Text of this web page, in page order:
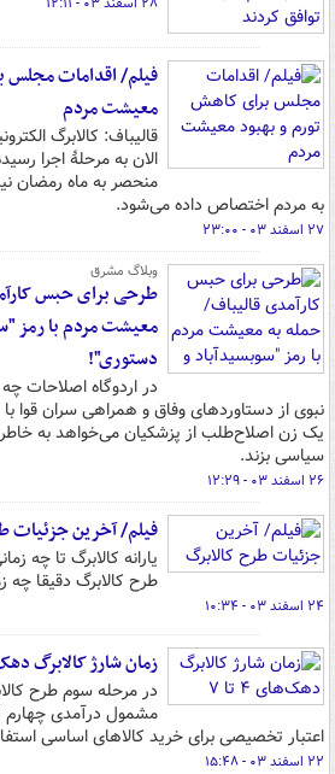
فیلم/ اقدامات مجلس
معیشت مردم
قالیباف: کالابرگ
الان به مرحلۀ اجرا
به مردم اختصاص داده می‌شود.
۲۷ اسفند ۰۳ - ۲۳:۰۰
وبلاگ مشرق
طرحی برای حبس
معیشت مردم با رمز
دستوری"!
در اردوگاه اصلاحات
نبوی از دستاوردهای وفاق و همراهی سران قوا
یک زن اصلاح‌طلب از پزشکیان می‌خواهد به
سیاسی بزند.
۲۶ اسفند ۰۳ - ۱۲:۲۹
فیلم/ آخرین جزئیات
یارانه کالابرگ تا چه
طرح کالابرگ دقیقا چه
۲۴ اسفند ۰۳ - ۱۰:۳۴
زمان شارژ کالابرگ
در مرحله سوم طرح
مشمول درآمدی چهارم
اعتبار تخصیصی برای خرید کالاهای اساسی
۲۲ اسفند ۰۳ - ۱۵:۴۸